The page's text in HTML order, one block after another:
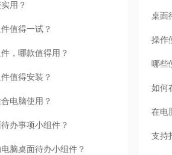
用？
值得一试？
，哪款值得用？
值得安装？
电脑使用？
办事项小组件？
脑桌面待办小组件？
桌面
操作
哪些
如何
在电
支持